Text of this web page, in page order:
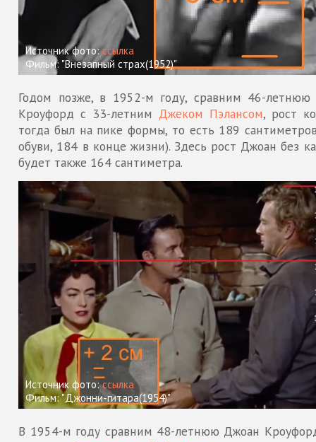
Источник фото:ссылка
Фильм: "Внезапный страх(1952)"
Годом позже, в 1952-м году, сравним 46-
Кроуфорд с 33-летним Джеком Пэлансом, рост
тогда был на пике формы, то есть 189
обуви, 184 в конце жизни). Здесь рост Джоан без
будет также 164 сантиметра.
Источник фото:ссылка
Фильм: "Джонни-гитара(1954)"
В 1954-м году сравним 48-летнюю Джоан